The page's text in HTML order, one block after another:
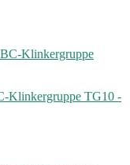
Klinkergruppe TG10 -